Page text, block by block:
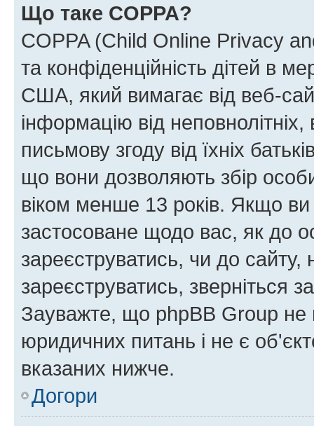
Що таке COPPA?
COPPA (Child Online Privacy
та конфіденційність дітей в
США, який вимагає від веб-
інформацію від
письмову згоду від їхніх
що вони дозволяють збір
віком менше 13 років. Якщо
застосоване щодо вас, як до
зареєструватись, чи до
зареєструватись, зверніться
Зауважте, що phpBB Group не
юридичних питань і не є
вказаних нижче.
Догори